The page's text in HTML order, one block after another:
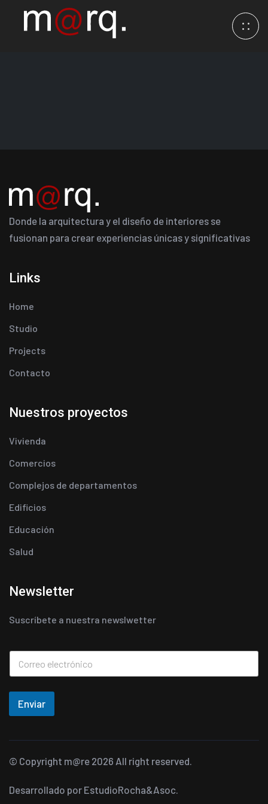
Donde la arquitectura y el diseño de interiores se
fusionan para crear experiencias únicas y significativas
Links
Home
Studio
Projects
Contacto
Nuestros proyectos
Vivienda
Comercios
Complejos de departamentos
Edificios
Educación
Salud
Newsletter
Suscríbete a nuestra newslwetter
Enviar
© Copyright m@re 2026 All right reserved.
Desarrollado por EstudioRocha&Asoc.